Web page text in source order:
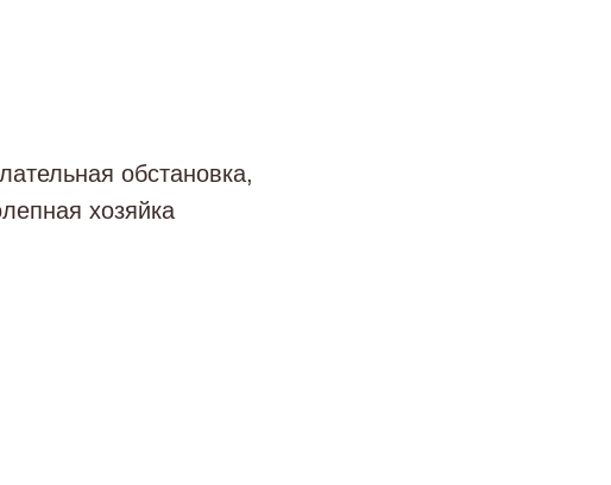
обстановка,
хозяйка